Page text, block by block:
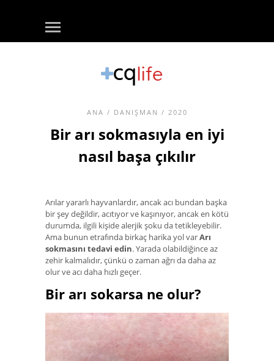
ANA / DANIŞMAN / 2020
Bir arı sokmasıyla en iyi
nasıl başa çıkılır
Arılar yararlı hayvanlardır, ancak acı bundan başka
bir şey değildir, acıtıyor ve kaşınıyor, ancak en kötü
durumda, ilgili kişide alerjik şoku da tetikleyebilir.
Ama bunun etrafında birkaç harika yol varArı
sokmasını tedavi edin. Yarada olabildiğince az
zehir kalmalıdır, çünkü o zaman ağrı da daha az
olur ve acı daha hızlı geçer.
Bir arı sokarsa ne olur?